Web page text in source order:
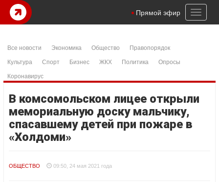
Toggle
Прямой эфир
Все новости Экономика Общество
Правопорядок
Культура
Спорт Бизнес ЖКХ Политика
Опросы
Коронавирус
В комсомольском лицее открыли
мемориальную доску мальчику,
спасавшему детей при пожаре в
«Холдоми»
ОБЩЕСТВО 09:50, 24 мая 2021 года